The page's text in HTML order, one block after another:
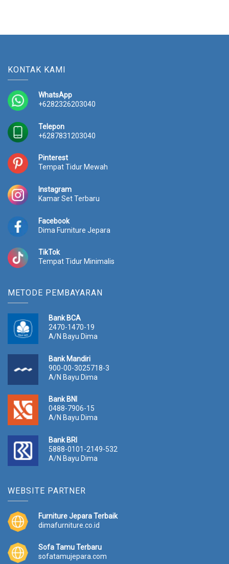
KONTAK KAMI
WhatsApp
+6282326203040
Telepon
+6287831203040
Pinterest
Tempat Tidur Mewah
Instagram
Kamar Set Terbaru
Facebook
Dima Furniture Jepara
TikTok
Tempat Tidur Minimalis
METODE PEMBAYARAN
Bank BCA
2470-1470-19
A/N Bayu Dima
Bank Mandiri
900-00-3025718-3
A/N Bayu Dima
Bank BNI
0488-7906-15
A/N Bayu Dima
Bank BRI
5888-0101-2149-532
A/N Bayu Dima
WEBSITE PARTNER
Furniture Jepara Terbaik
dimafurniture.co.id
Sofa Tamu Terbaru
sofatamujepara.com